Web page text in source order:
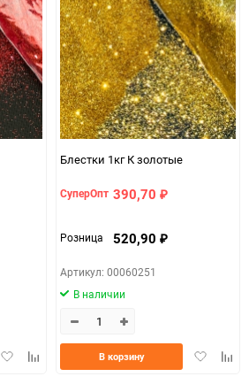
ДобавитьДобавить
Блестки 1кг К золотые
СуперОпт 390,70 ₽
Розница 520,90 ₽
Артикул: 00060251
В наличии
Добавить
В корзину